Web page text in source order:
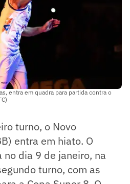
entra em quadra para partida contra o
turno, o Novo
entra em hiato. O
dia 9 de janeiro, na
turno, com as